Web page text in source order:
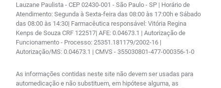
Lauzane Paulista - CEP 02430-001 - São Paulo - SP | Horário de
Atendimento: Segunda à Sexta-feira das 08:00 às 17:00h e Sábado
das 08:00 às 14:30| Farmacêutica responsável: Vitória Regina
Kenps de Souza CRF 122517| AFE: 0.04673.1 | Autorização de
Funcionamento - Processo: 25351.181179/2002-16 |
Autorização/MS: 0.04673.1 | CMVS - 355030801-477-000356-1-0
As informações contidas neste site não devem ser usadas para
automedicação e não substituem, em hipótese alguma, as